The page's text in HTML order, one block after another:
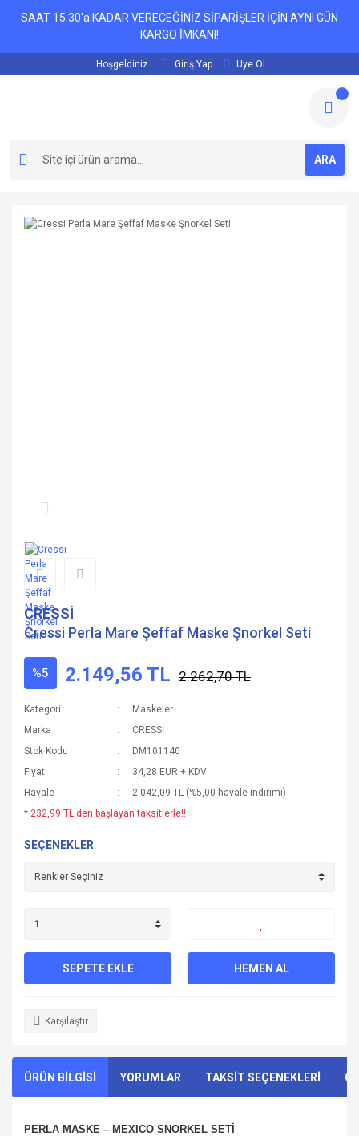
SAAT 15:30'a KADAR VERECEĞİNİZ SİPARİŞLER İÇİN AYNI GÜN
KARGO İMKANI!
Hoşgeldiniz Giriş Yap Üye Ol
ARA
CRESSİ
Cressi Perla Mare Şeffaf Maske Şnorkel Seti
%5 2.149,56 TL 2.262,70 TL
Kategori
Maskeler
Marka
CRESSİ
Stok Kodu
DM101140
Fiyat
34,28 EUR + KDV
Havale
2.042,09 TL (%5,00 havale indirimi)
* 232,99 TL den başlayan taksitlerle!!
SEÇENEKLER
SEPETE EKLE HEMEN AL
Karşılaştır
ÜRÜN BİLGİSİ YORUMLAR TAKSİT SEÇENEKLERİ
PERLA MASKE – MEXICO SNORKEL SETİ